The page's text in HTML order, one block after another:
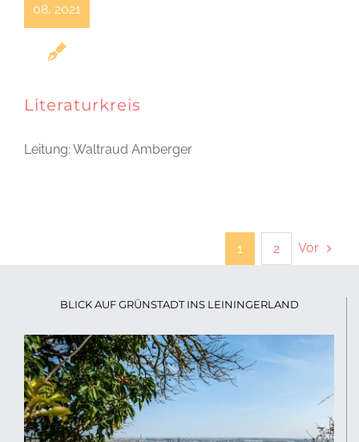
08, 2021
Literaturkreis
Leitung: Waltraud Amberger
1 2 Vor
BLICK AUF GRÜNSTADT INS LEININGERLAND